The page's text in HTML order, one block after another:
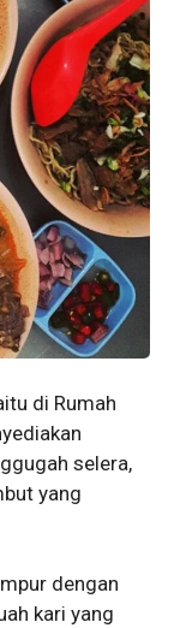
di Rumah
selera,
yang
dengan
kari yang